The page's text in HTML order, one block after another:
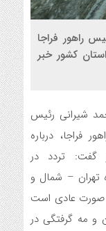
راهور فراجا
از بارش برف و باران در جاده‌های ۲۶ استان کشور خبر
شیرانی رئیس
فراجا، درباره
گفت: تردد در
تهران – شمال و
صورت عادی است
و مه گرفتگی در